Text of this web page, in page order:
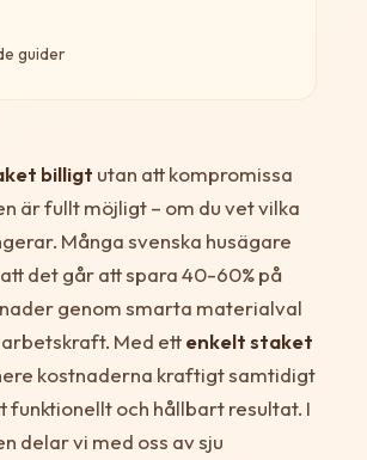
guider
billigt utan att kompromissa
är fullt möjligt – om du vet vilka
Många svenska husägare
det går att spara 40-60% på
genom smarta materialval
Med ettenkelt staket
kostnaderna kraftigt samtidigt
funktionellt och hållbart resultat. I
delar vi med oss av sju